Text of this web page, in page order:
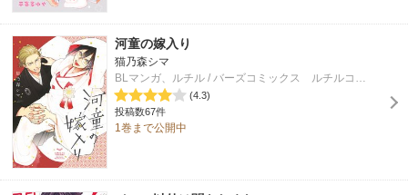
河童の嫁入り
猫乃森シマ
BLマンガ、ルチル / バーズコミックス ルチルコレクション
(4.3)
投稿数67件
1巻まで公開中